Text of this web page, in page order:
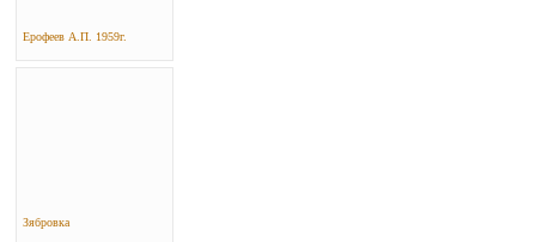
Ерофеев А.П. 1959г.
Зябровка